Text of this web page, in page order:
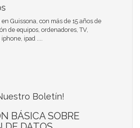
Guissona, con más de 15 años de
de equipos, ordenadores, TV,
ipad ....
Boletín!
BÁSICA SOBRE